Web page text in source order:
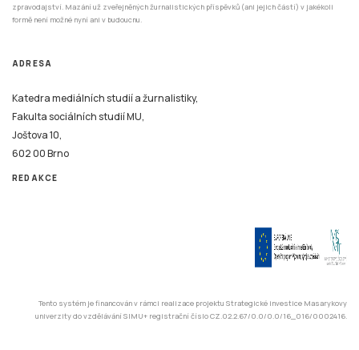
zpravodajství. Mazání už zveřejněných žurnalistických příspěvků (ani jejich částí) v jakékoli
formě není možné nyní ani v budoucnu.
ADRESA
Katedra mediálních studií a žurnalistiky,
Fakulta sociálních studií MU,
Joštova 10,
602 00 Brno
REDAKCE
Tento systém je financován v rámci realizace projektu Strategické investice Masarykovy
univerzity do vzdělávání SIMU+ registrační číslo CZ.02.2.67/0.0/0.0/16_016/0002416.